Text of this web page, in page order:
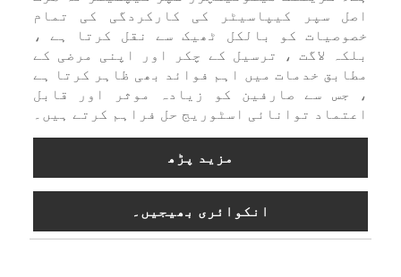
سپر کیپاسیٹر کی کارکردگی کی تمام
کو بالکل ٹھیک سے نقل کرتا ہے ،
لاگت ، ترسیل کے چکر اور اپنی مرضی کے
خدمات میں اہم فوائد بھی ظاہر کرتا ہے
سے صارفین کو زیادہ موثر اور قابل
توانائی اسٹوریج حل فراہم کرتے ہیں۔
مزید پڑھ
انکوائری بھیجیں۔